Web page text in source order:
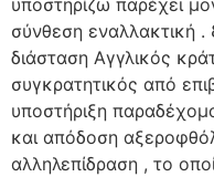
σύνθεση εναλλακτική .
διάσταση Αγγλικός
συγκρατητικός από
υποστήριξη
και απόδοση
αλληλεπίδραση , το